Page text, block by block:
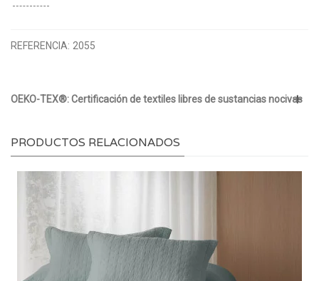
REFERENCIA: 2055
OEKO-TEX®: Certificación de textiles libres de sustancias nocivas
PRODUCTOS RELACIONADOS